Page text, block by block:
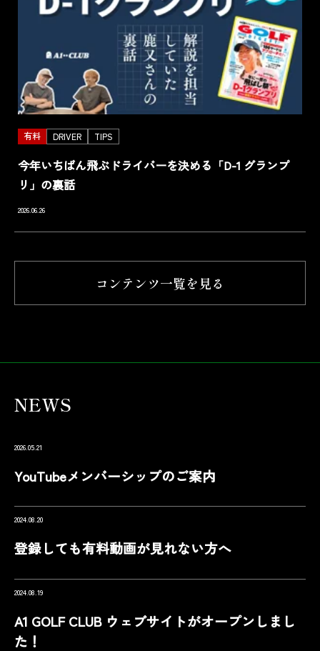
有料 DRIVER TIPS
今年いちばん飛ぶドライバーを決める「D-1 グランプ
リ」の裏話
2026.06.26
コンテンツ一覧を見る
NEWS
2026.05.21
YouTubeメンバーシップのご案内
2024.08.20
登録しても有料動画が見れない方へ
2024.08.19
A1 GOLF CLUB ウェブサイトがオープンしまし
た！